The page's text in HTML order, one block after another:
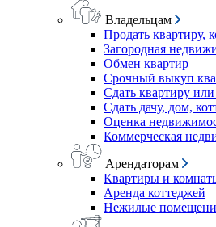
Владельцам
Продать квартиру,
Загородная
Обмен квартир
Срочный выкуп
Сдать квартиру
Сдать дачу, дом,
Оценка
Коммерческая
Арендаторам
Квартиры и
Аренда коттеджей
Нежилые